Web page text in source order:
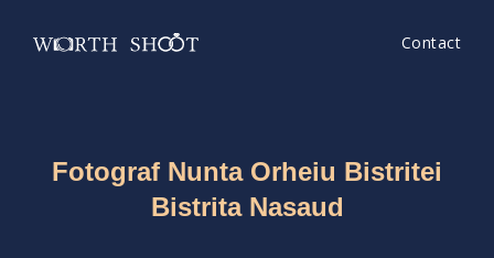
Contact
Fotograf Nunta Orheiu Bistritei
Bistrita Nasaud